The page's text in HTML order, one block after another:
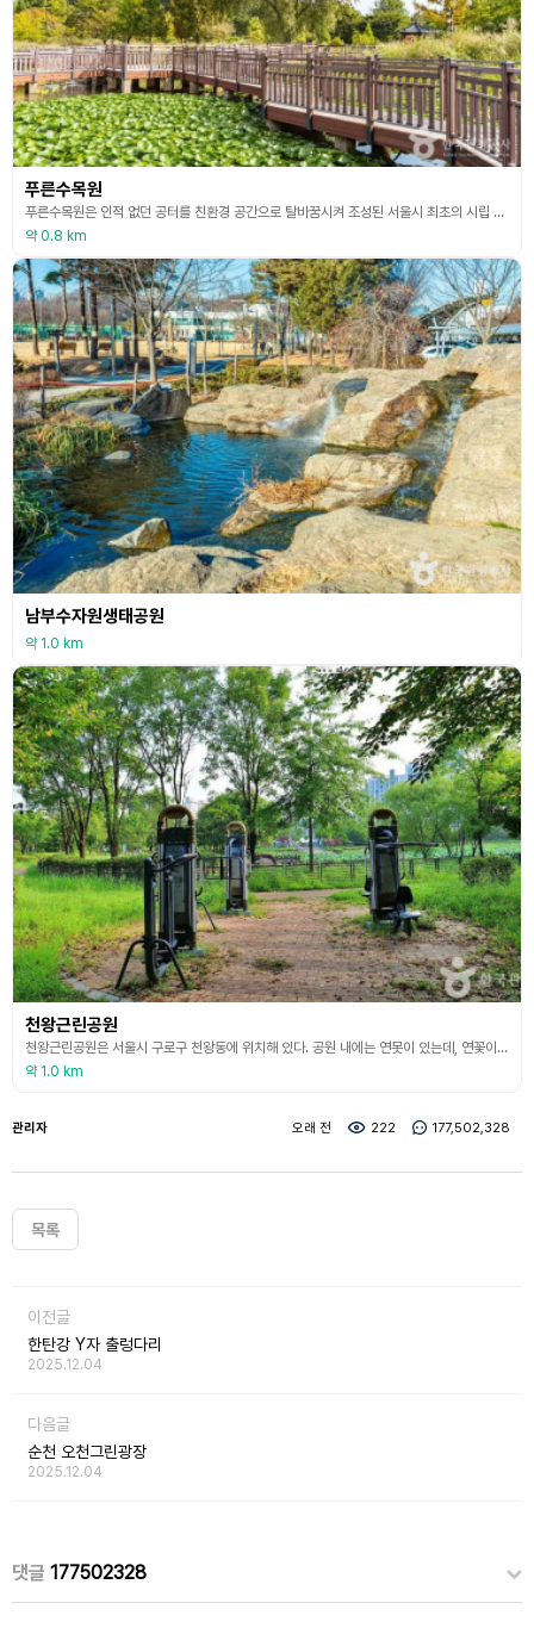
푸른수목원
푸른수목원은 인적 없던 공터를 친환경 공간으로 탈바꿈시켜 조성된 서울시 최초의 시립 수목원이다. 2018년 서울시 제1호 공립수목원으로 지정되었으며, 다양한 식물유전자원을 수집·증식·보존하고 있다. 항동저수지 인근에 위치한 수목원에는 오색정원, 야생화원, 어린이정원 등 20개의 주제정원이 조성되어 있다. 안내센터와 숲교육센터 등에서 운영되는 생태교육 및 가드닝 프로그램을 통해 자연 속 배움의 장으로 활용되고 있다.
약 0.8 km
남부수자원생태공원
약 1.0 km
천왕근린공원
천왕근린공원은 서울시 구로구 천왕동에 위치해 있다. 공원 내에는 연못이 있는데, 연꽃이 피는 시기가 되면 아름다운 경관을 보여준다. 여름철이 되면 무료로 물놀이장을 개장하여 아이들과 방문하기 좋다. 또한 공원의 녹지공간을 활용하여 캠핑 사이트를 조성하여 돗자리나 텐트를 가져와 캠핑을 즐길 수 있도록 만든 공간도 있다. 다만, 취사나 야영은 불가능하며, 캠핑장의 자세한 이용사항은 구청 홈페이지를 확인하면 된다. 온 가족이 함께 다양한 방법으로 휴식하기 좋
약 1.0 km
관리자 오래 전 222 177,502,328
목록
이전글
한탄강 Y자 출렁다리
2025.12.04
다음글
순천 오천그린광장
2025.12.04
댓글 177502328